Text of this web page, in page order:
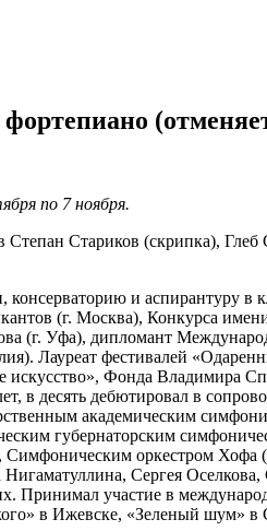
по 7 ноября.
Стариков (скрипка),
и аспирантуру в
(г. Москва), Конкурса
(г. Уфа), дипломант
Лауреат фестивалей
Фонда Владимира
десять дебютировал в
академическим
губернаторским
оркестром Хофа
Сергея
участие в
в Ижевске, «Зеленый шум» в